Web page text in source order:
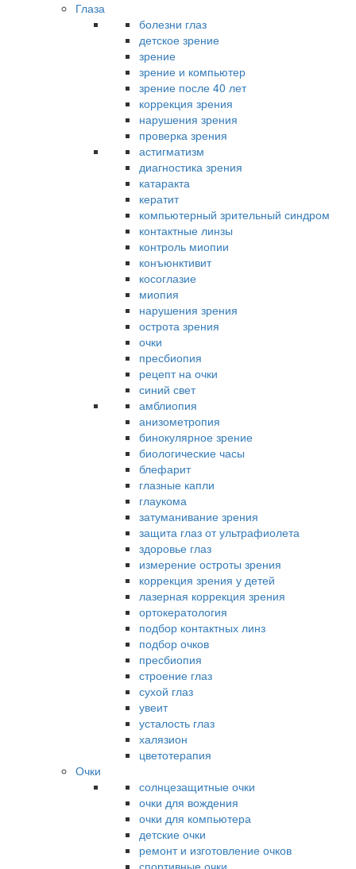
Глаза
болезни глаз
детское зрение
зрение
зрение и компьютер
зрение после 40 лет
коррекция зрения
нарушения зрения
проверка зрения
астигматизм
диагностика зрения
катаракта
кератит
компьютерный зрительный синдром
контактные линзы
контроль миопии
конъюнктивит
косоглазие
миопия
нарушения зрения
острота зрения
очки
пресбиопия
рецепт на очки
синий свет
амблиопия
анизометропия
бинокулярное зрение
биологические часы
блефарит
глазные капли
глаукома
затуманивание зрения
защита глаз от ультрафиолета
здоровье глаз
измерение остроты зрения
коррекция зрения у детей
лазерная коррекция зрения
ортокератология
подбор контактных линз
подбор очков
пресбиопия
строение глаз
сухой глаз
увеит
усталость глаз
халязион
цветотерапия
Очки
солнцезащитные очки
очки для вождения
очки для компьютера
детские очки
ремонт и изготовление очков